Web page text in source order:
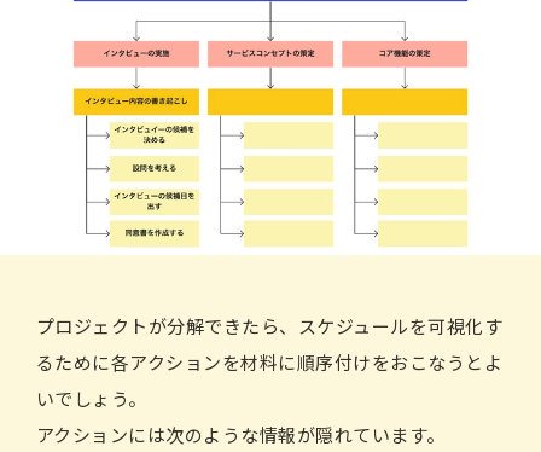
プロジェクトが分解できたら、スケジュールを可視化す
るために各アクションを材料に順序付けをおこなうとよ
いでしょう。
アクションには次のような情報が隠れています。